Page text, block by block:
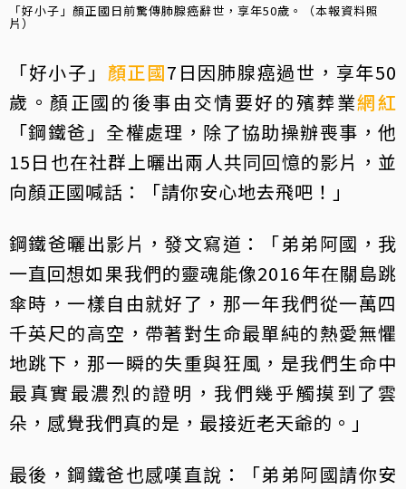
「好小子」顏正國日前驚傳肺腺癌辭世，享年50歲。（本報資料照
片）
「好小子」 顏正國7日因肺腺癌過世，享年50
歲。顏正國的後事由交情要好的殯葬業網紅
「鋼鐵爸」全權處理，除了協助操辦喪事，他
15日也在社群上曬出兩人共同回憶的影片，並
向顏正國喊話：「請你安心地去飛吧！」
鋼鐵爸曬出影片，發文寫道：「弟弟阿國，我
一直回想如果我們的靈魂能像2016年在關島跳
傘時，一樣自由就好了，那一年我們從一萬四
千英尺的高空，帶著對生命最單純的熱愛無懼
地跳下，那一瞬的失重與狂風，是我們生命中
最真實最濃烈的證明，我們幾乎觸摸到了雲
朵，感覺我們真的是，最接近老天爺的。」
最後，鋼鐵爸也感嘆直說：「弟弟阿國請你安